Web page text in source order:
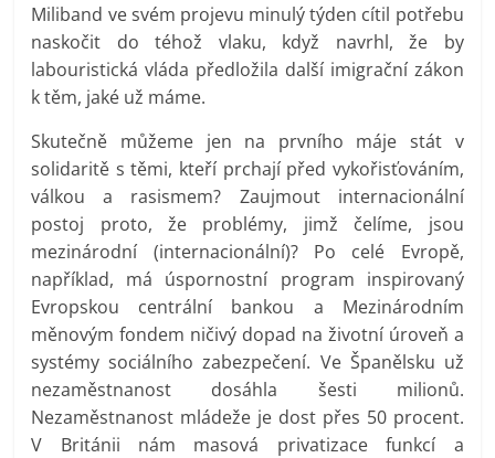
Miliband ve svém projevu minulý týden cítil potřebu
naskočit do téhož vlaku, když navrhl, že by
labouristická vláda předložila další imigrační zákon
k těm, jaké už máme.
Skutečně můžeme jen na prvního máje stát v
solidaritě s těmi, kteří prchají před vykořisťováním,
válkou a rasismem? Zaujmout internacionální
postoj proto, že problémy, jimž čelíme, jsou
mezinárodní (internacionální)? Po celé Evropě,
například, má úspornostní program inspirovaný
Evropskou centrální bankou a Mezinárodním
měnovým fondem ničivý dopad na životní úroveň a
systémy sociálního zabezpečení. Ve Španělsku už
nezaměstnanost dosáhla šesti milionů.
Nezaměstnanost mládeže je dost přes 50 procent.
V Británii nám masová privatizace funkcí a